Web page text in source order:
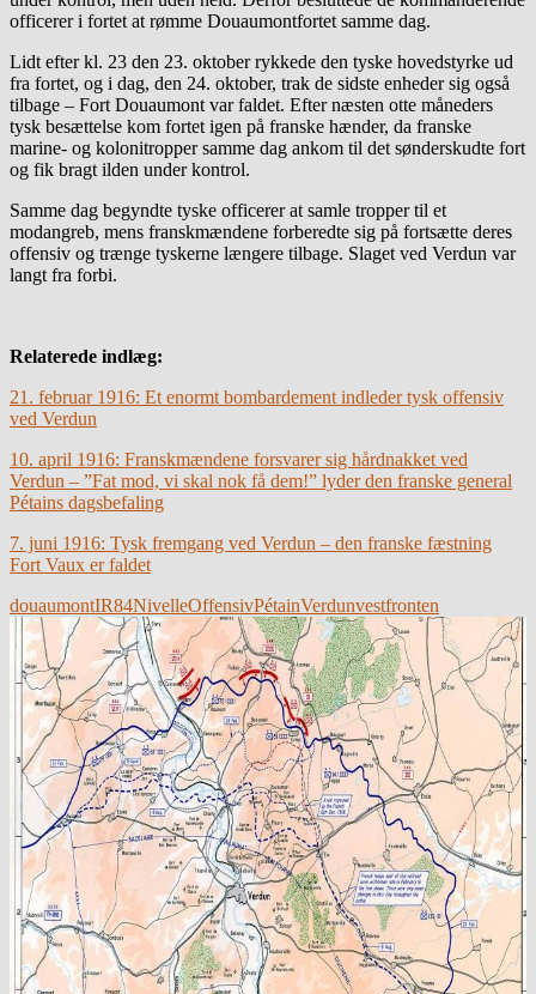
officerer i fortet at rømme Douaumontfortet samme dag.
Lidt efter kl. 23 den 23. oktober rykkede den tyske hovedstyrke ud
fra fortet, og i dag, den 24. oktober, trak de sidste enheder sig også
tilbage – Fort Douaumont var faldet. Efter næsten otte måneders
tysk besættelse kom fortet igen på franske hænder, da franske
marine- og kolonitropper samme dag ankom til det sønderskudte fort
og fik bragt ilden under kontrol.
Samme dag begyndte tyske officerer at samle tropper til et
modangreb, mens franskmændene forberedte sig på fortsætte deres
offensiv og trænge tyskerne længere tilbage. Slaget ved Verdun var
langt fra forbi.
Relaterede indlæg:
21. februar 1916: Et enormt bombardement indleder tysk offensiv
ved Verdun
10. april 1916: Franskmændene forsvarer sig hårdnakket ved
Verdun – ”Fat mod, vi skal nok få dem!” lyder den franske general
Pétains dagsbefaling
7. juni 1916: Tysk fremgang ved Verdun – den franske fæstning
Fort Vaux er faldet
douaumontIR84NivelleOffensivPétainVerdunvestfronten